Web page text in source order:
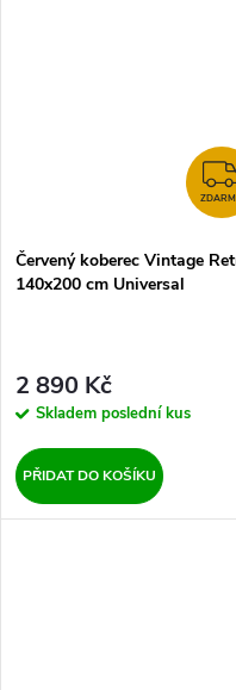
Červený koberec Vintage
140x200 cm Universal
2 890 Kč
Skladem poslední kus
PŘIDAT DO KOŠÍKU